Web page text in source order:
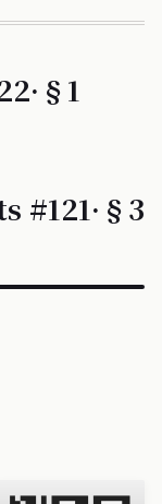
#121·§3